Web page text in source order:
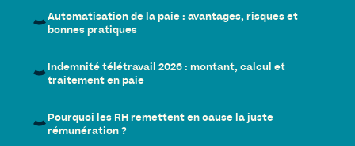
Automatisation de la paie : avantages, risques et
bonnes pratiques
Indemnité télétravail 2026 : montant, calcul et
traitement en paie
Pourquoi les RH remettent en cause la juste
rémunération ?